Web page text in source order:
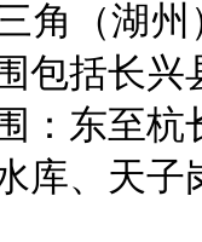
（湖州
包括长
：东至
库、天